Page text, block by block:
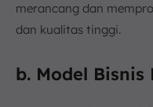
merancang dan
dan kualitas tinggi.
b. Model Bisnis